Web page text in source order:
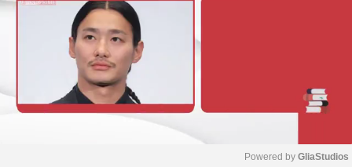
Powered by GliaStudios